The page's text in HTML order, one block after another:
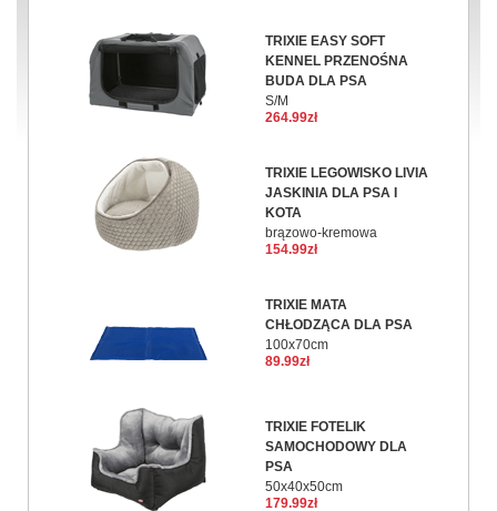
TRIXIE EASY SOFT
KENNEL PRZENOŚNA
BUDA DLA PSA
S/M
264.99zł
TRIXIE LEGOWISKO LIVIA
JASKINIA DLA PSA I
KOTA
brązowo-kremowa
154.99zł
TRIXIE MATA
CHŁODZĄCA DLA PSA
100x70cm
89.99zł
TRIXIE FOTELIK
SAMOCHODOWY DLA
PSA
50x40x50cm
179.99zł